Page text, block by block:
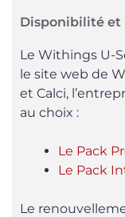
Disponibilité et
Le Withings U-
le site web de
et Calci,
au choix :
Le Pack
Le Pack
Le